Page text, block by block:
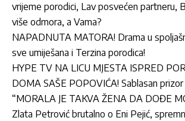
vrijeme porodici, Lav posvećen partneru,
više odmora, a Vama?
NAPADNUTA MATORA! Drama u
sve umiješana i Terzina porodica!
HYPE TV NA LICU MJESTA ISPRED
DOMA SAŠE POPOVIĆA! Sablasan
“MORALA JE TAKVA ŽENA DA DOĐE
Zlata Petrović brutalno o Eni Pejić,